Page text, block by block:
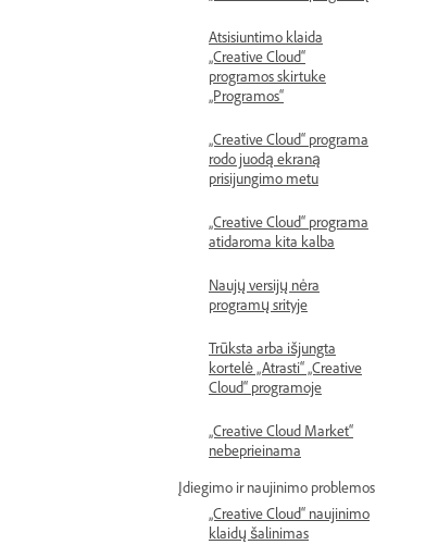
Atsisiuntimo klaida
„Creative Cloud“
programos skirtuke
„Programos“
„Creative Cloud“ programa
rodo juodą ekraną
prisijungimo metu
„Creative Cloud“ programa
atidaroma kita kalba
Naujų versijų nėra
programų srityje
Trūksta arba išjungta
kortelė „Atrasti“ „Creative
Cloud“ programoje
„Creative Cloud Market“
nebeprieinama
Įdiegimo ir naujinimo problemos
„Creative Cloud“ naujinimo
klaidų šalinimas